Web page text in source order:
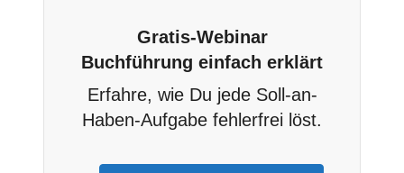
Gratis-Webinar
Buchführung einfach erklärt
Erfahre, wie Du jede Soll-an-
Haben-Aufgabe fehlerfrei löst.